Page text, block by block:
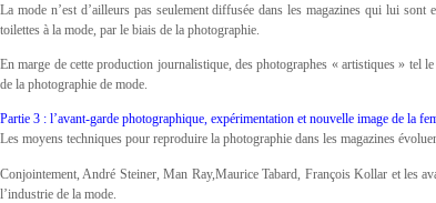
La mode n’est d’ailleurs pas seulement diffusée dans les magazines qui lui sont
toilettes à la mode, par le biais de la photographie.
En marge de cette production journalistique, des photographes « artistiques » tel
de la photographie de mode.
Partie 3 : l’avant-garde photographique, expérimentation et nouvelle image de la
Les moyens techniques pour reproduire la photographie dans les magazines
Conjointement, André Steiner, Man Ray,Maurice Tabard, François Kollar et les
l’industrie de la mode.